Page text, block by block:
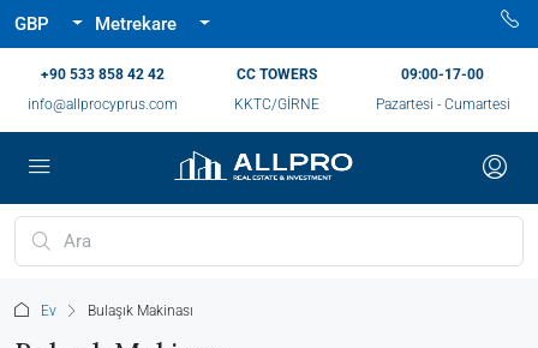
GBP Metrekare
‪+90 533 858 42 42‬
info@allprocyprus.com
CC TOWERS
KKTC/GİRNE
09:00-17-00
Pazartesi - Cumartesi
Ev Bulaşık Makinası